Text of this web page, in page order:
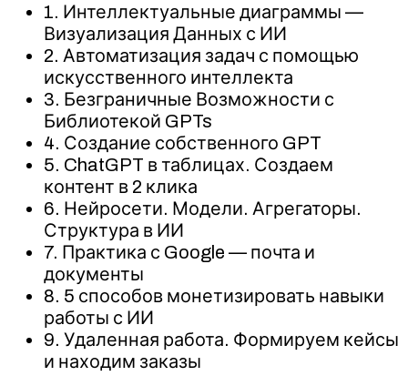
1. Интеллектуальные диаграммы —
Визуализация Данных с ИИ
2. Автоматизация задач с помощью
искусственного интеллекта
3. Безграничные Возможности с
Библиотекой GPTs
4. Создание собственного GPT
5. ChatGPT в таблицах. Создаем
контент в 2 клика
6. Нейросети. Модели. Агрегаторы.
Структура в ИИ
7. Практика с Google — почта и
документы
8. 5 способов монетизировать навыки
работы с ИИ
9. Удаленная работа. Формируем кейсы
и находим заказы